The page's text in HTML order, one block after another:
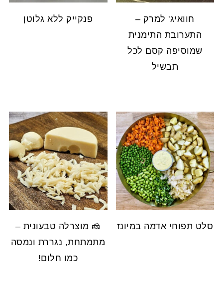
חוואיג' למרק –
התערובת התימנית
שמוסיפה קסם לכל
תבשיל
פנקייק ללא גלוטן
סלט תפוחי אדמה במיונז
🧀 מוצרלה טבעונית –
מתמתחת, נגררת ונמסה
כמו חלום!